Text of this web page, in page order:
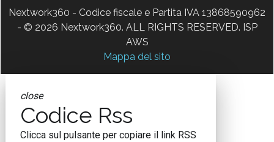
Nextwork360 - Codice fiscale e Partita IVA 13868590962
- © 2026 Nextwork360. ALL RIGHTS RESERVED. ISP
AWS
Mappa del sito
close
Codice Rss
Clicca sul pulsante per copiare il link RSS